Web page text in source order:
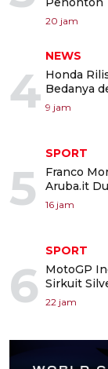
20 jam
4
NEWS
Honda
Bedanya
9 jam
5
SPORT
Franco
Aruba.it
16 jam
6
SPORT
MotoGP
Sirkuit
22 jam